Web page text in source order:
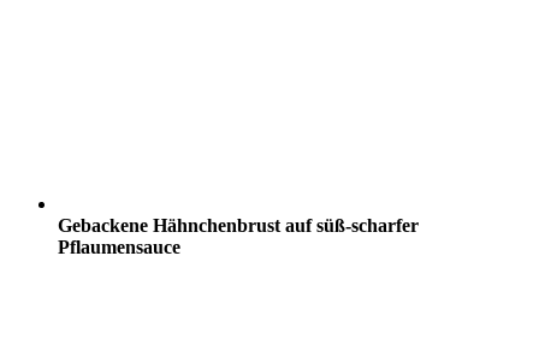
Gebackene Hähnchenbrust auf süß-scharfer
Pflaumensauce